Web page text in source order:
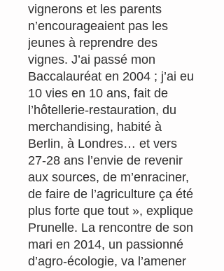
vignerons et les parents
n’encourageaient pas les
jeunes à reprendre des
vignes. J’ai passé mon
Baccalauréat en 2004 ; j’ai eu
10 vies en 10 ans, fait de
l’hôtellerie-restauration, du
merchandising, habité à
Berlin, à Londres… et vers
27-28 ans l’envie de revenir
aux sources, de m’enraciner,
de faire de l’agriculture ça été
plus forte que tout », explique
Prunelle. La rencontre de son
mari en 2014, un passionné
d’agro-écologie, va l’amener